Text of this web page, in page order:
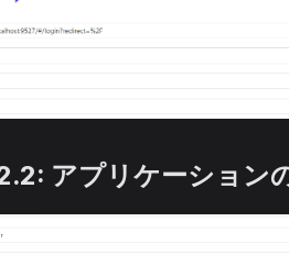
アプリケーション